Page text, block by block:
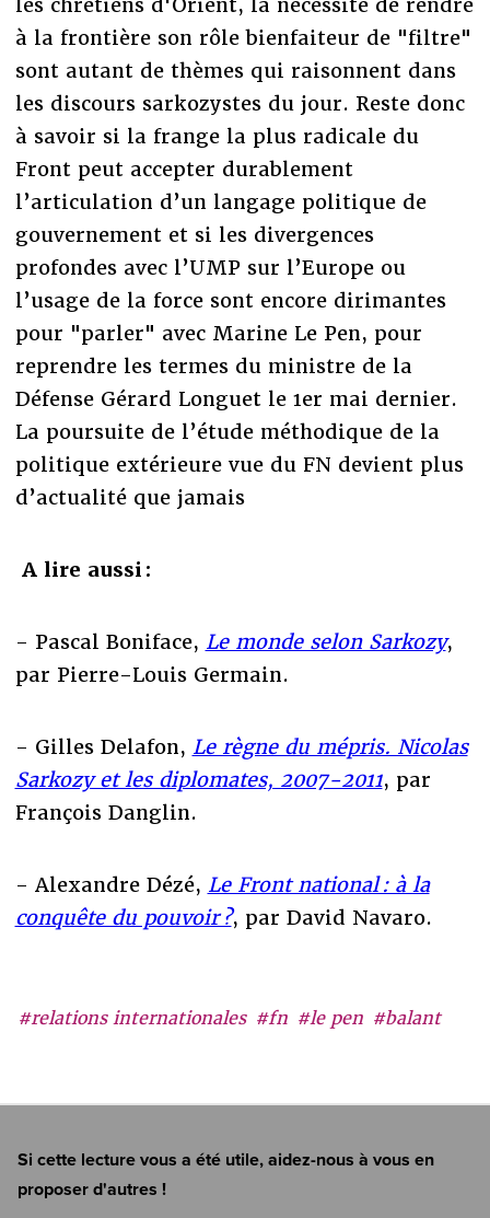
#relations internationales #fn #le pen #balant
à la frontière son rôle bienfaiteur de "filtre"
sont autant de thèmes qui raisonnent dans
les discours sarkozystes du jour. Reste donc
à savoir si la frange la plus radicale du
Front peut accepter durablement
l’articulation d’un langage politique de
gouvernement et si les divergences
profondes avec l’UMP sur l’Europe ou
l’usage de la force sont encore dirimantes
pour "parler" avec Marine Le Pen, pour
reprendre les termes du ministre de la
Défense Gérard Longuet le 1er mai dernier.
La poursuite de l’étude méthodique de la
politique extérieure vue du FN devient plus
d’actualité que jamais
A lire aussi :
- Pascal Boniface, Le monde selon Sarkozy,
par Pierre-Louis Germain.
- Gilles Delafon, Le règne du mépris. Nicolas
Sarkozy et les diplomates, 2007-2011, par
François Danglin.
- Alexandre Dézé, Le Front national : à la
conquête du pouvoir ?, par David Navaro.
Si cette lecture vous a été utile, aidez-nous à vous en
proposer d'autres !